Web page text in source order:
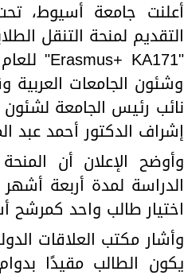
أعلنت جامعة أسيوط،
التقديم لمنحة التنقل
وشئون الجامعات العربية
نائب رئيس الجامعة
إشراف الدكتور أحمد عبد
وأوضح الإعلان أن
اختيار طالب واحد كمرشح
وأشار مكتب العلاقات
يكون الطالب مقيدًا